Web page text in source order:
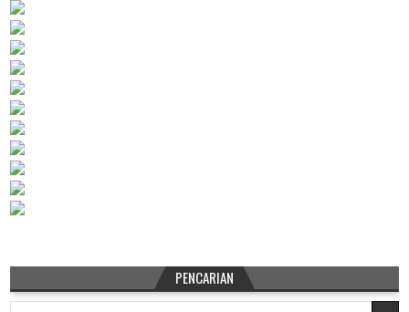
PENCARIAN